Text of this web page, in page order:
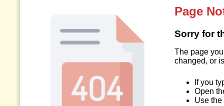
Page
Sorry for
The page
changed, or
If you
Open
Use